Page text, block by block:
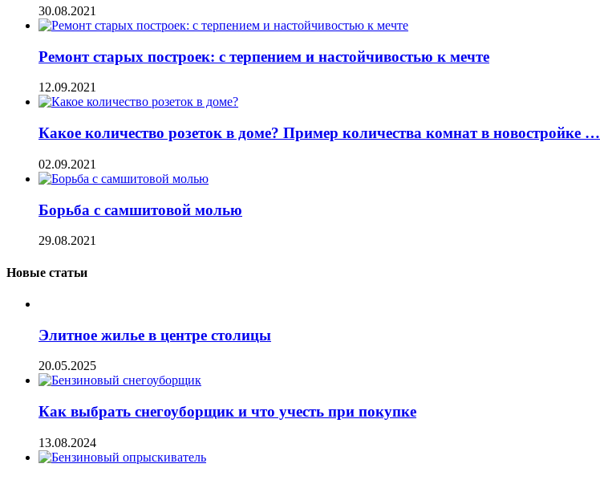
30.08.2021
Ремонт старых построек: с терпением и настойчивостью к мечте
12.09.2021
Какое количество розеток в доме? Пример количества комнат в новостройке …
02.09.2021
Борьба с самшитовой молью
29.08.2021
Новые статьи
Элитное жилье в центре столицы
20.05.2025
Как выбрать снегоуборщик и что учесть при покупке
13.08.2024